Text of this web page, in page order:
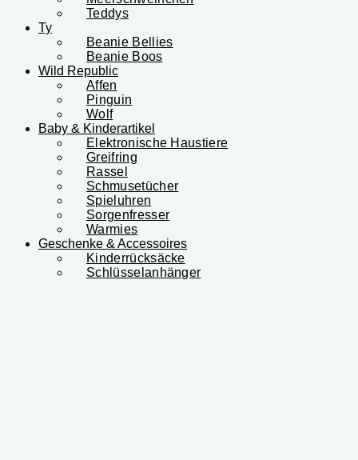
Teddys
Ty
Beanie Bellies
Beanie Boos
Wild Republic
Affen
Pinguin
Wolf
Baby & Kinderartikel
Elektronische Haustiere
Greifring
Rassel
Schmusetücher
Spieluhren
Sorgenfresser
Warmies
Geschenke & Accessoires
Kinderrücksäcke
Schlüsselanhänger